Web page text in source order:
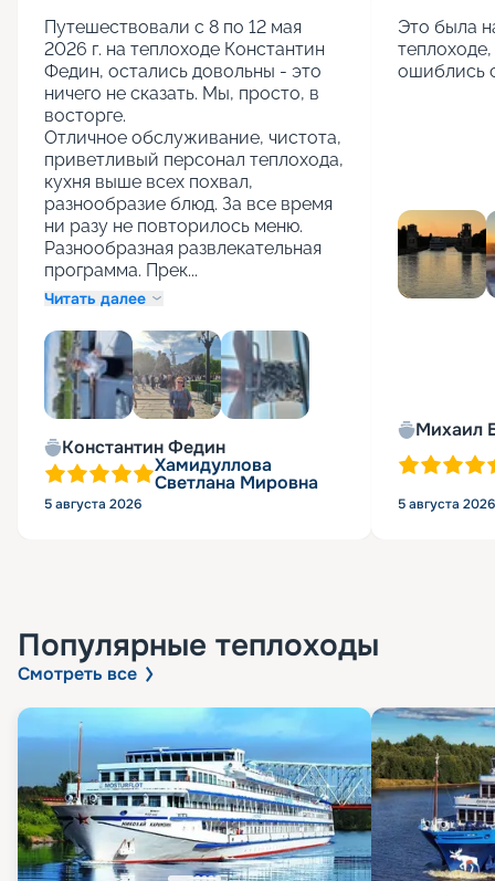
Путешествовали с 8 по 12 мая
2026 г. на теплоходе Константин
Федин, остались довольны - это
ничего не сказать. Мы, просто, в
восторге.
Отличное обслуживание, чистота,
приветливый персонал теплохода,
кухня выше всех похвал,
разнообразие блюд. За все время
ни разу не повторилось меню.
Разнообразная развлекательная
программа. Прек...
Читать далее
Константин Федин
Хамидуллова
Светлана Мировна
5 августа 2026
Это была
ошиблись
Михаил
5 августа 2026
Популярные теплоходы
Смотреть все